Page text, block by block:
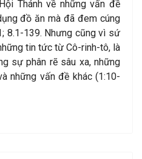
Thánh về những vấn đề
đồ ăn mà đã đem cúng
8.1-139. Nhưng cũng vì sứ
tin tức từ Cô-rinh-tô, là
sự phân rẽ sâu xa, những
những vấn đề khác (1:10-